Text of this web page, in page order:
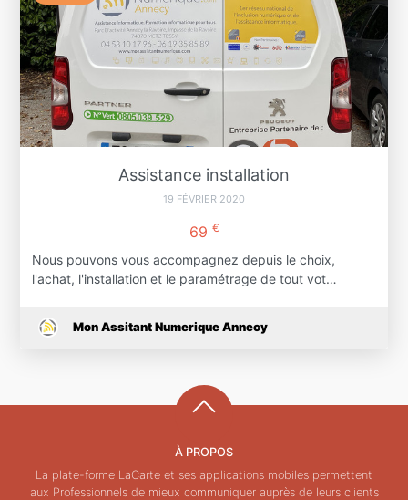
Assistance installation
19 FÉVRIER 2020
69 €
Nous pouvons vous accompagnez depuis le choix,
l'achat, l'installation et le paramétrage de tout vot…
Mon Assitant Numerique Annecy
À PROPOS
La plate-forme LaCarte et ses applications mobiles permettent
aux Professionnels de mieux communiquer auprès de leurs clients